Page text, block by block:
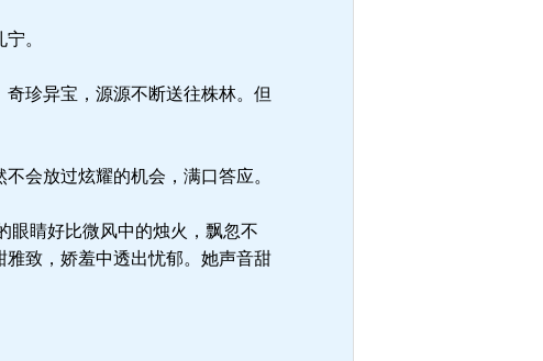
。
珍异宝，源源不断送往株林。但
会放过炫耀的机会，满口答应。
眼睛好比微风中的烛火，飘忽不
致，娇羞中透出忧郁。她声音甜